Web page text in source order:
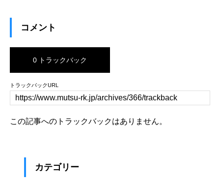
コメント
0 トラックバック
トラックバックURL
この記事へのトラックバックはありません。
カテゴリー